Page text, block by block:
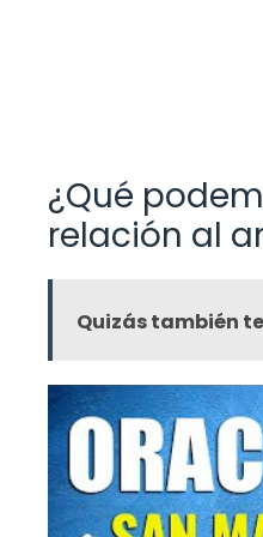
¿Qué
relación al
Quizás también